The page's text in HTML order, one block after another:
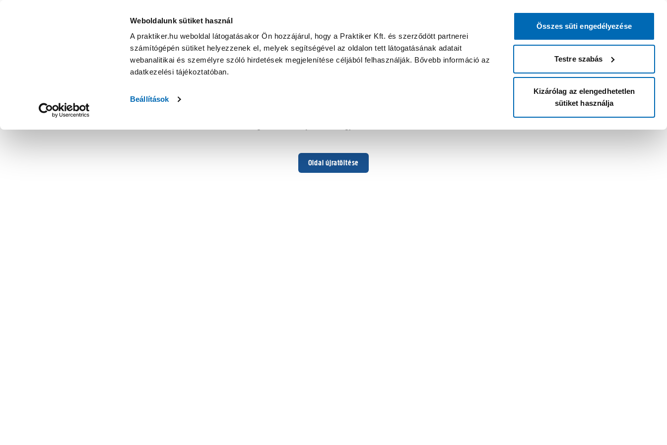
Weboldalunk sütiket használ
A praktiker.hu weboldal látogatásakor Ön hozzájárul, hogy a Praktiker Kft. és szerződött partnerei
számítógépén sütiket helyezzenek el, melyek segítségével az oldalon tett látogatásának adatait
webanalitikai és személyre szóló hirdetések megjelenítése céljából felhasználják. Bővebb információ az
adatkezelési tájékoztatóban.
Beállítások
Összes süti engedélyezése
Testre szabás
Kizárólag az elengedhetetlen
sütiket használja
Oldal újratöltése